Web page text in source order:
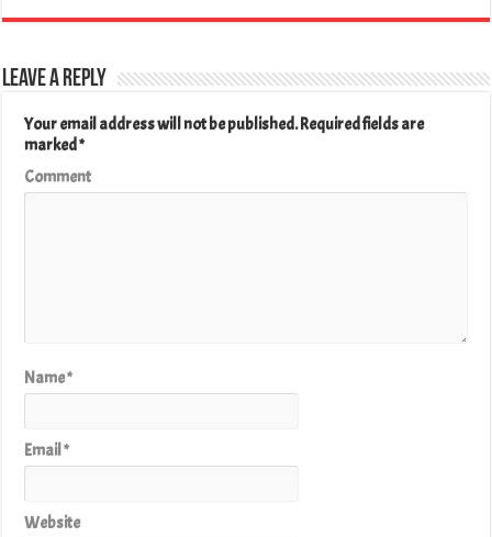
Leave a Reply
Your email address will not be published.Required fields are
marked*
Comment
Name*
Email*
Website